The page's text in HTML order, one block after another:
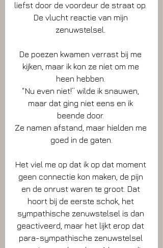
liefst door de voordeur de straat op.
De vlucht reactie van mijn
zenuwstelsel.
De poezen kwamen verrast bij me
kijken, maar ik kon ze niet om me
heen hebben.
“Nu even niet!” wilde ik snauwen,
maar dat ging niet eens en ik
beende door.
Ze namen afstand, maar hielden me
goed in de gaten.
Het viel me op dat ik op dat moment
geen connectie kon maken, de pijn
en de onrust waren te groot. Dat
hoort bij de eerste schok, het
sympathische zenuwstelsel is dan
geactiveerd, maar het lijkt erop dat
para-sympathische zenuwstelsel